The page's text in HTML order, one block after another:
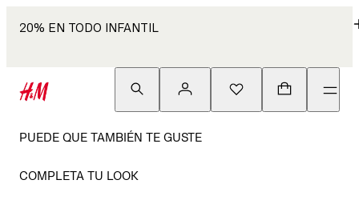
20% EN TODO INFANTIL
PUEDE QUE TAMBIÉN TE GUSTE
COMPLETA TU LOOK